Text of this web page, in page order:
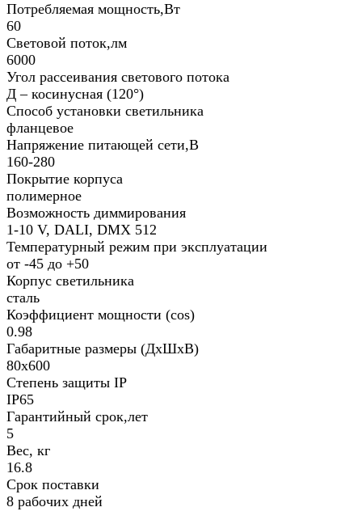
Потребляемая мощность,Вт
60
Световой поток,лм
6000
Угол рассеивания светового потока
Д – косинусная (120°)
Способ установки светильника
фланцевое
Напряжение питающей сети,В
160-280
Покрытие корпуса
полимерное
Возможность диммирования
1-10 V, DALI, DMX 512
Температурный режим при эксплуатации
от -45 до +50
Корпус светильника
сталь
Коэффициент мощности (cos)
0.98
Габаритные размеры (ДхШхВ)
80х600
Степень защиты IP
IP65
Гарантийный срок,лет
5
Вес, кг
16.8
Срок поставки
8 рабочих дней